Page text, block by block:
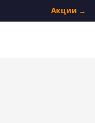
Акции →